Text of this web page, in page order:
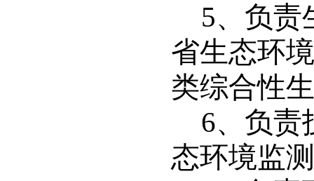
5、负责
省生态环
类综合性
6、负责
态环境监